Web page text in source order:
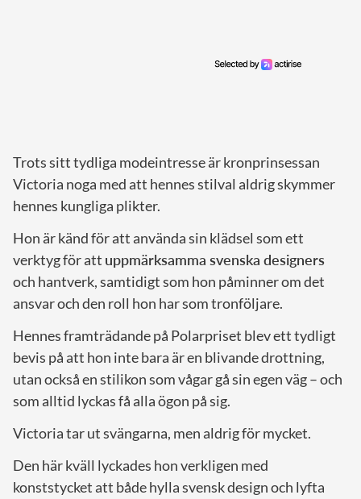
Trots sitt tydliga modeintresse är kronprinsessan
Victoria noga med att hennes stilval aldrig skymmer
hennes kungliga plikter.
Hon är känd för att använda sin klädsel som ett
verktyg för att uppmärksamma svenska designers
och hantverk, samtidigt som hon påminner om det
ansvar och den roll hon har som tronföljare.
Hennes framträdande på Polarpriset blev ett tydligt
bevis på att hon inte bara är en blivande drottning,
utan också en stilikon som vågar gå sin egen väg – och
som alltid lyckas få alla ögon på sig.
Victoria tar ut svängarna, men aldrig för mycket.
Den här kväll lyckades hon verkligen med
konststycket att både hylla svensk design och lyfta